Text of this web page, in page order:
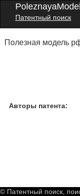
Патентный поиск
Полезная модель
Авторы патента:
© Патентный поиск,